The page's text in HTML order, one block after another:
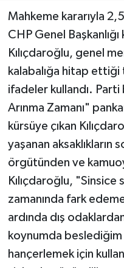
Mahkeme kararıyla
CHP Genel
Kılıçdaroğlu, genel
kalabalığa hitap ettiği
ifadeler kullandı. Parti
Arınma Zamanı"
kürsüye çıkan
yaşanan aksaklıkların
örgütünden ve
Kılıçdaroğlu, "Sinsice
zamanında fark
ardında dış
koynumda
hançerlemek için